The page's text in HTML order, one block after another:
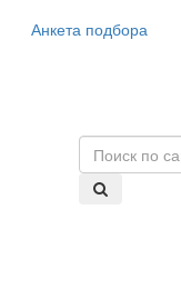
Анкета подбора